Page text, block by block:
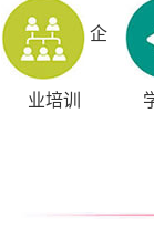
企
业培训